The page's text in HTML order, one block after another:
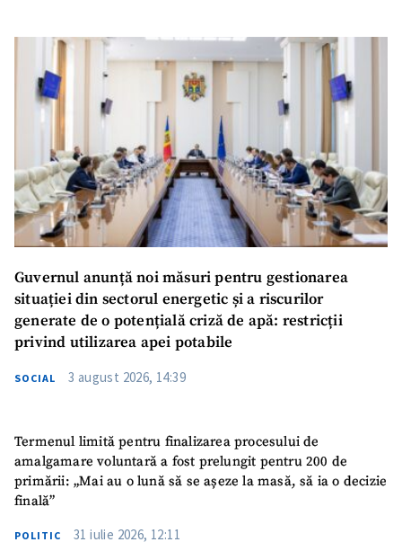
Guvernul anunță noi măsuri pentru gestionarea
situației din sectorul energetic și a riscurilor
generate de o potențială criză de apă: restricții
privind utilizarea apei potabile
SOCIAL 3 august 2026, 14:39
Termenul limită pentru finalizarea procesului de
amalgamare voluntară a fost prelungit pentru 200 de
primării: „Mai au o lună să se așeze la masă, să ia o decizie
finală”
POLITIC 31 iulie 2026, 12:11